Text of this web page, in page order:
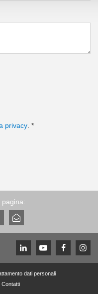
privacy *
pagina:
dati personali
Contatti